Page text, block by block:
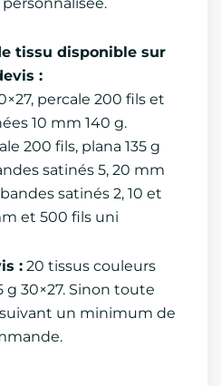
tissu disponible sur
:
percale 200 fils et
10 mm 140 g.
200 fils, plana 135 g
satinés 5, 20 mm
satinés 2, 10 et
et 500 fils uni
: 20 tissus couleurs
g 30×27. Sinon toute
un minimum de